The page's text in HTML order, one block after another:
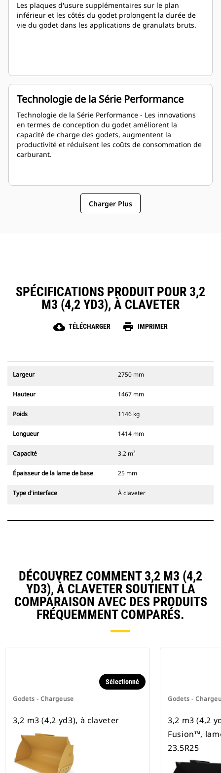
Les plaques d'usure supplémentaires sur le plan
inférieur et les côtés du godet prolongent la durée de
vie du godet dans les applications de granulats bruts.
Technologie de la Série Performance
Technologie de la Série Performance - Les innovations
en termes de conception du godet améliorent la
capacité de charge des godets, augmentent la
productivité et réduisent les coûts de consommation de
carburant.
Charger Plus
SPÉCIFICATIONS PRODUIT POUR 3,2
M3 (4,2 YD3), À CLAVETER
cloud_download TÉLÉCHARGER print IMPRIMER
Largeur 2750 mm
Hauteur 1467 mm
Poids 1146 kg
Longueur 1414 mm
Capacité 3.2 m³
Épaisseur de la lame de base 25 mm
Type d'interface À claveter
DÉCOUVREZ COMMENT 3,2 M3 (4,2
YD3), À CLAVETER SOUTIENT LA
COMPARAISON AVEC DES PRODUITS
FRÉQUEMMENT COMPARÉS.
Godets - Chargeuse
Sélectionné
3,2 m3 (4,2 yd3), à claveter
Godets -
3,2 m3 (4,2
Fusion™,
23.5R25